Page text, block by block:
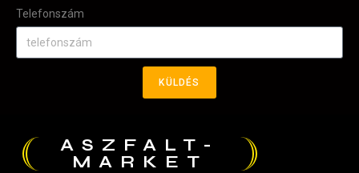
Telefonszám
KÜLDÉS
ASZFALT-
MARKET